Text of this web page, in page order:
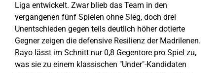
Liga entwickelt. Zwar blieb das Team in den
vergangenen fünf Spielen ohne Sieg, doch drei
Unentschieden gegen teils deutlich höher dotierte
Gegner zeigen die defensive Resilienz der Madrilenen.
Rayo lässt im Schnitt nur 0,8 Gegentore pro Spiel zu,
was sie zu einem klassischen "Under"-Kandidaten